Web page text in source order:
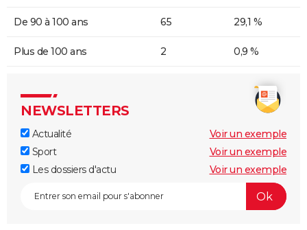
De 90 à 100 ans 65 29,1 %
Plus de 100 ans 2 0,9 %
NEWSLETTERS
Actualité
Voir un exemple
Sport
Voir un exemple
Les dossiers d'actu
Voir un exemple